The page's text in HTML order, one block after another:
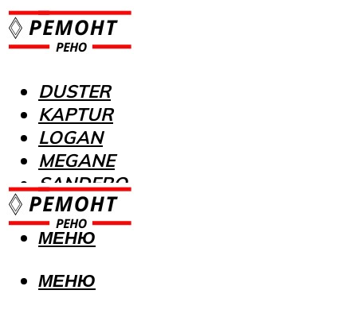
DUSTER
KAPTUR
LOGAN
MEGANE
SANDERO
МЕНЮ
МЕНЮ